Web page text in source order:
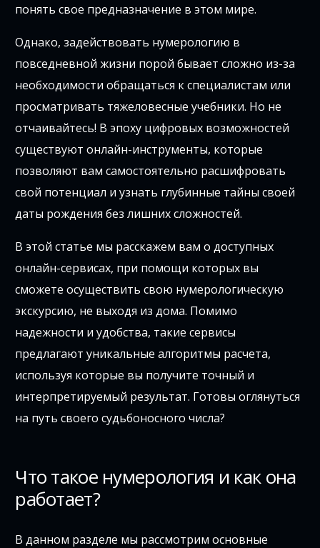
понять свое предназначение в этом мире.
Однако, задействовать нумерологию в
повседневной жизни порой бывает сложно из-за
необходимости обращаться к специалистам или
просматривать тяжеловесные учебники. Но не
отчаивайтесь! В эпоху цифровых возможностей
существуют онлайн-инструменты, которые
позволяют вам самостоятельно расшифровать
свой потенциал и узнать глубинные тайны своей
даты рождения без лишних сложностей.
В этой статье мы расскажем вам о доступных
онлайн-сервисах, при помощи которых вы
сможете осуществить свою нумерологическую
экскурсию, не выходя из дома. Помимо
надежности и удобства, такие сервисы
предлагают уникальные алгоритмы расчета,
используя которые вы получите точный и
интерпретируемый результат. Готовы оглянуться
на путь своего судьбоносного числа?
Что такое нумерология и как она
работает?
В данном разделе мы рассмотрим основные